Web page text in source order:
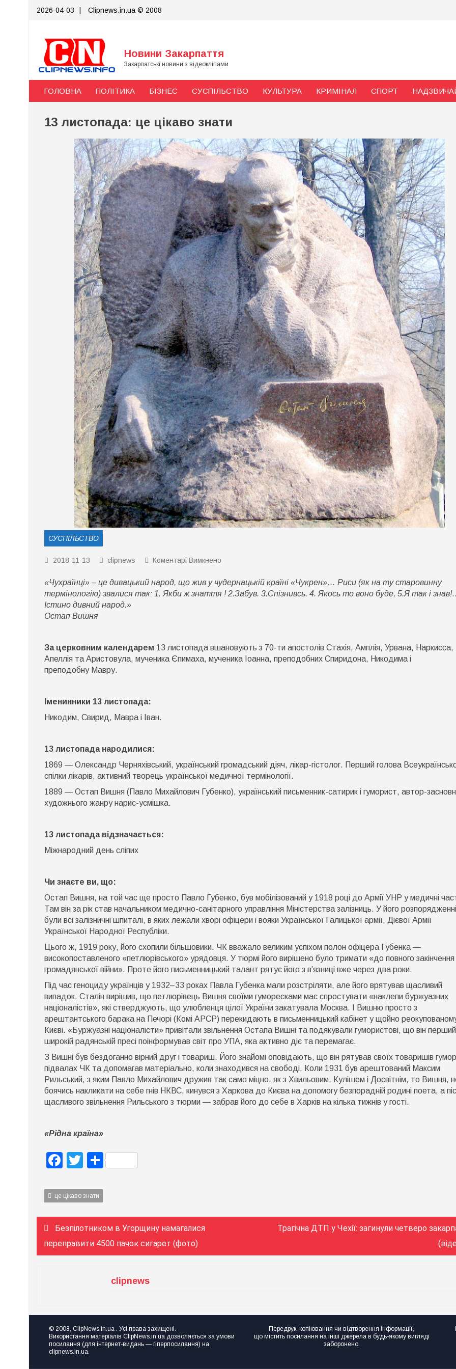
2026-04-03 Clipnews.in.ua © 2008
Новини Закарпаття
Закарпатські новини з відеокліпами
ГОЛОВНА ПОЛІТИКА БІЗНЕС СУСПІЛЬСТВО КУЛЬТУРА КРИМІНАЛ СПОРТ
13 листопада: це цікаво знати
СУСПІЛЬСТВО
2018-11-13 clipnews Коментарі Вимкнено
це
цікаво
«Чухраїнці» – це дивацький народ, що жив у чудернацькій країні «Чукрен»… Риси (як на ту старовинну
термінологію) звалися так: 1. Якби ж знаття ! 2.Забув. 3.Спізнивсь. 4. Якось то воно буде, 5.Я так і
Істино дивний народ.»
Остап Вишня
За церковним календарем 13 листопада вшановують з 70-ти апостолів Стахія, Амплія, Урвана, Наркисса,
Апеллія та Аристовула, мученика Єпимаха, мученика Іоанна, преподобних Спиридона, Никодима і
преподобну Мавру.
Іменинники 13 листопада:
Никодим, Свирид, Мавра і Іван.
13 листопада народилися:
1869 — Олександр Черняхівський, український громадський діяч, лікар-гістолог. Перший голова
спілки лікарів, активний творець української медичної термінології.
1889 — Остап Вишня (Павло Михайлович Губенко), український письменник-сатирик і гуморист, автор-
художнього жанру нарис-усмішка.
13 листопада відзначається:
Міжнародний день сліпих
Чи знаєте ви, що:
Остап Вишня, на той час ще просто Павло Губенко, був мобілізований у 1918 році до Армії УНР у медичні
Там він за рік став начальником медично-санітарного управління Міністерства залізниць. У його розпорядженні
були всі залізничні шпиталі, в яких лежали хворі офіцери і вояки Української Галицької армії, Дієвої Армії
Української Народної Республіки.
Цього ж, 1919 року, його схопили більшовики. ЧК вважало великим успіхом полон офіцера Губенка —
високопоставленого «петлюрівського» урядовця. У тюрмі його вирішено було тримати «до повного закінчення
громадянської війни». Проте його письменницький талант рятує його з в’язниці вже через два роки.
Під час геноциду українців у 1932–33 роках Павла Губенка мали розстріляти, але його врятував щасливий
випадок. Сталін вирішив, що петлюрівець Вишня своїми гуморесками має спростувати «наклепи буржуазних
націоналістів», які стверджують, що улюбленця цілої України закатувала Москва. І Вишню просто з
арештантського барака на Печорі (Комі АРСР) перекидають в письменницький кабінет у щойно
Києві. «Буржуазні націоналісти» привітали звільнення Остапа Вишні та подякували гумористові, що він
широкій радянській пресі поінформував світ про УПА, яка активно діє та перемагає.
З Вишні був бездоганно вірний друг і товариш. Його знайомі оповідають, що він рятував своїх товаришів
підвалах ЧК та допомагав матеріально, коли знаходився на свободі. Коли 1931 був арештований Максим
Рильський, з яким Павло Михайлович дружив так само міцно, як з Хвильовим, Кулішем і Досвітнім, то Вишня,
боячись накликати на себе гнів НКВС, кинувся з Харкова до Києва на допомогу безпорадній родині поета, а
щасливого звільнення Рильського з тюрми — забрав його до себе в Харків на кілька тижнів у гості.
«Рідна країна»
Facebook
Twitter
Поділитися
це цікаво знати
Навігація
записів
Безпілотником в Угорщину намагалися
переправити 4500 пачок сигарет (фото)
Трагічна ДТП у Чехії: загинули четверо
clipnews
© 2008, ClipNews.in.ua . Усі права захищені.
Використання матеріалів ClipNews.in.ua дозволяється за умови
посилання (для інтернет-видань — гіперпосилання) на
clipnews.in.ua.
Передрук, копіювання чи відтворення інформації,
що містить посилання на інші джерела в будь-якому вигляді
заборонено.